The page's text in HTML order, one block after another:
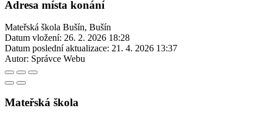
Adresa místa konání
Mateřská škola Bušín, Bušín
Datum vložení: 26. 2. 2026 18:28
Datum poslední aktualizace: 21. 4. 2026 13:37
Autor: Správce Webu
Mateřská škola